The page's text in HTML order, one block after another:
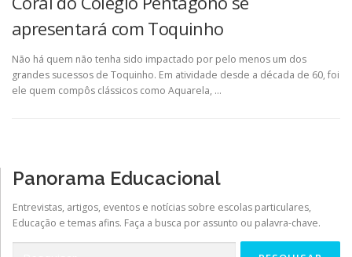
apresentará com Toquinho
Não há quem não tenha sido impactado por pelo menos um dos
grandes sucessos de Toquinho. Em atividade desde a década de 60, foi
ele quem compôs clássicos como Aquarela, …
Panorama Educacional
Entrevistas, artigos, eventos e notícias sobre escolas particulares,
Educação e temas afins. Faça a busca por assunto ou palavra-chave.